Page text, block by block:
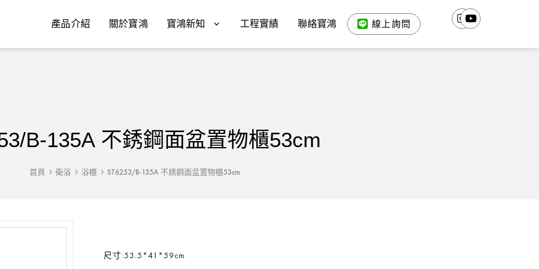
產品介紹 關於寶鴻 寶鴻新知 工程實績 聯絡寶鴻 線上詢問
B-135A 不銹鋼面盆置物櫃53cm
首頁 衛浴 浴櫃 ST6253/B-135A 不銹鋼面盆置物櫃53cm
尺寸:53.5*41*59cm